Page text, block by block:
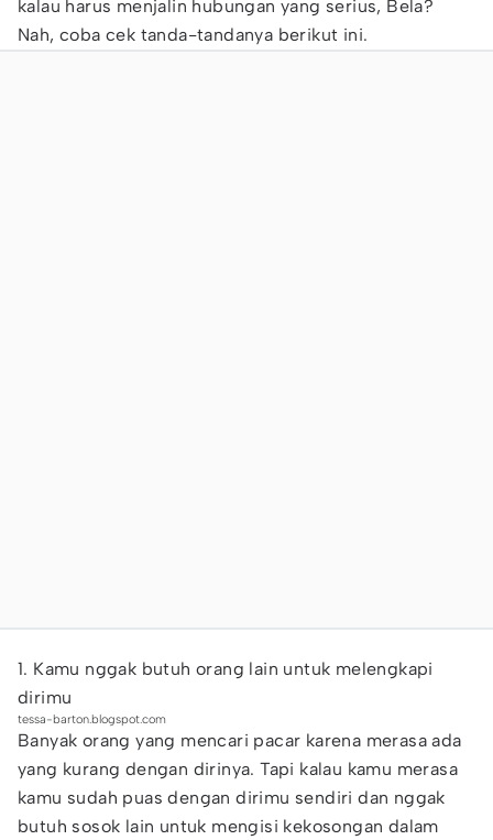
kalau harus menjalin hubungan yang serius, Bela?
Nah, coba cek tanda-tandanya berikut ini.
1. Kamu nggak butuh orang lain untuk melengkapi
dirimu
tessa-barton.blogspot.com
Banyak orang yang mencari pacar karena merasa ada
yang kurang dengan dirinya. Tapi kalau kamu merasa
kamu sudah puas dengan dirimu sendiri dan nggak
butuh sosok lain untuk mengisi kekosongan dalam